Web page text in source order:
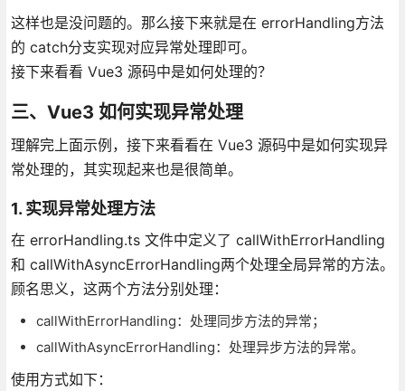
这样也是没问题的。那么接下来就是在 errorHandling方法
的 catch分支实现对应异常处理即可。
接下来看看 Vue3 源码中是如何处理的？
三、Vue3 如何实现异常处理
理解完上面示例，接下来看看在 Vue3 源码中是如何实现异
常处理的，其实现起来也是很简单。
1. 实现异常处理方法
在 errorHandling.ts 文件中定义了 callWithErrorHandling
和 callWithAsyncErrorHandling两个处理全局异常的方法。
顾名思义，这两个方法分别处理：
callWithErrorHandling：处理同步方法的异常；
callWithAsyncErrorHandling：处理异步方法的异常。
使用方式如下：